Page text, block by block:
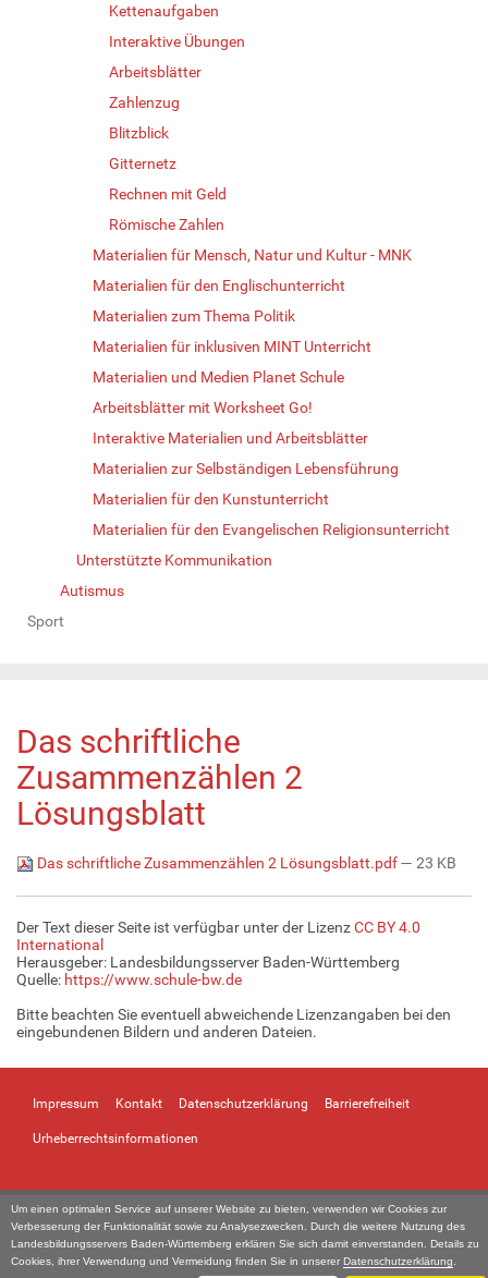
Um einen optimalen Service auf unserer Website zu bieten, verwenden wir Cookies zur
Verbesserung der Funktionalität sowie zu Analysezwecken. Durch die weitere Nutzung des
Landesbildungsservers Baden-Württemberg erklären Sie sich damit einverstanden. Details zu
Cookies, ihrer Verwendung und Vermeidung finden Sie in unserer Datenschutzerklärung
Kettenaufgaben
Interaktive Übungen
Arbeitsblätter
Zahlenzug
Blitzblick
Gitternetz
Rechnen mit Geld
Römische Zahlen
Materialien für Mensch, Natur und Kultur - MNK
Materialien für den Englischunterricht
Materialien zum Thema Politik
Materialien für inklusiven MINT Unterricht
Materialien und Medien Planet Schule
Arbeitsblätter mit Worksheet Go!
Interaktive Materialien und Arbeitsblätter
Materialien zur Selbständigen Lebensführung
Materialien für den Kunstunterricht
Materialien für den Evangelischen Religionsunterricht
Unterstützte Kommunikation
Autismus
Sport
Das schriftliche
Zusammenzählen 2
Lösungsblatt
Das schriftliche Zusammenzählen 2 Lösungsblatt.pdf— 23 KB
Der Text dieser Seite ist verfügbar unter der LizenzCC BY 4.0
International
Herausgeber: Landesbildungsserver Baden-Württemberg
Quelle: https://www.schule-bw.de
Bitte beachten Sie eventuell abweichende Lizenzangaben bei den
eingebundenen Bildern und anderen Dateien.
Impressum Kontakt Datenschutzerklärung Barrierefreiheit
Urheberrechtsinformationen